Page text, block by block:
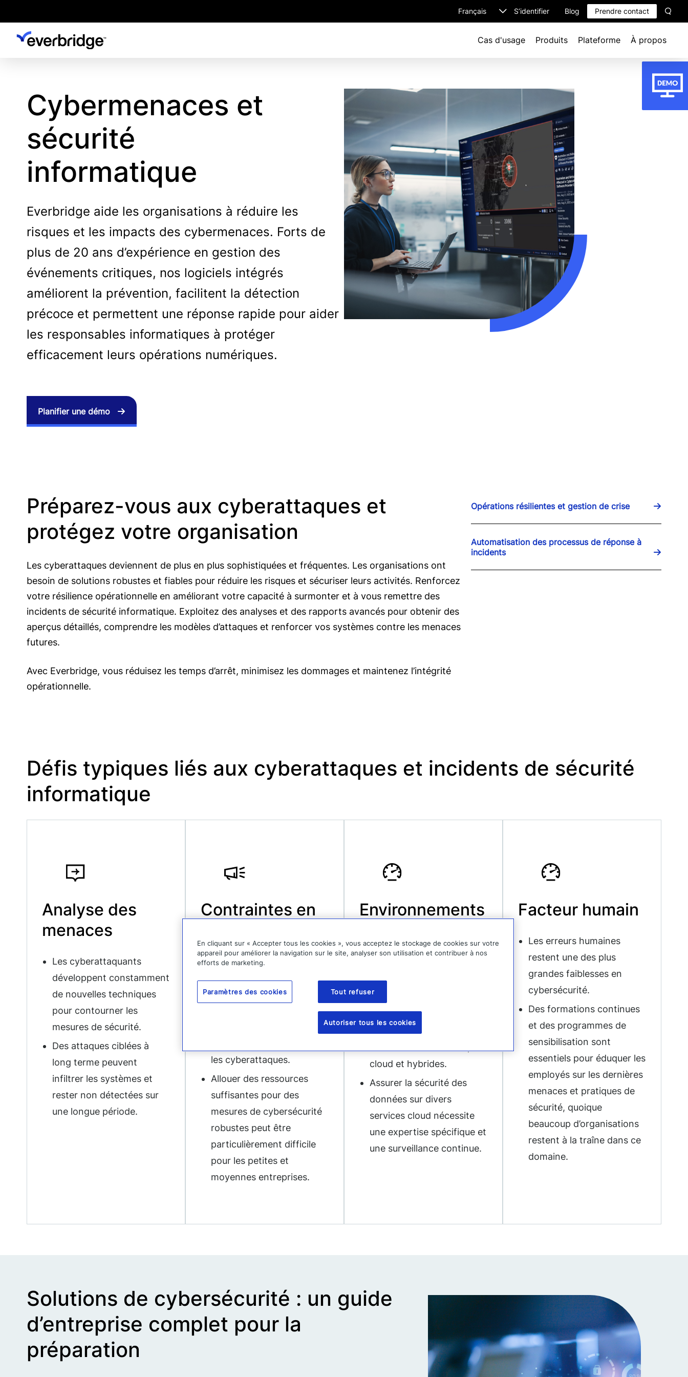
to
main
Select
S’identifier Blog Prendre contact
Cas d'usage Produits Plateforme À propos
Cybermenaces et
sécurité
informatique
Everbridge aide les organisations à réduire les
risques et les impacts des cybermenaces. Forts de
plus de 20 ans d’expérience en gestion des
événements critiques, nos logiciels intégrés
améliorent la prévention, facilitent la détection
précoce et permettent une réponse rapide pour aider
les responsables informatiques à protéger
efficacement leurs opérations numériques.
Planifier une démo
Préparez-vous aux cyberattaques et
protégez votre organisation
Les cyberattaques deviennent de plus en plus sophistiquées et fréquentes. Les organisations ont
besoin de solutions robustes et fiables pour réduire les risques et sécuriser leurs activités. Renforcez
votre résilience opérationnelle en améliorant votre capacité à surmonter et à vous remettre des
incidents de sécurité informatique. Exploitez des analyses et des rapports avancés pour obtenir des
aperçus détaillés, comprendre les modèles d’attaques et renforcer vos systèmes contre les menaces
futures.
Avec Everbridge, vous réduisez les temps d’arrêt, minimisez les dommages et maintenez l’intégrité
opérationnelle.
Opérations résilientes et gestion de crise
Automatisation des processus de réponse à
incidents
Défis typiques liés aux cyberattaques et incidents de sécurité
informatique
Analyse des
menaces
Les cyberattaquants
développent constamment
de nouvelles techniques
pour contourner les
mesures de sécurité.
Des attaques ciblées à
long terme peuvent
infiltrer les systèmes et
rester non détectées sur
une longue période.
Contraintes en
Les organisations sont
limitations budgétaires, de
les cyberattaques.
Allouer des ressources
suffisantes pour des
mesures de cybersécurité
robustes peut être
particulièrement difficile
pour les petites et
moyennes entreprises.
Environnements
complexes
Les environnements
sont de plus en plus
complexes, combinant
cloud et hybrides.
Assurer la sécurité des
données sur divers
services cloud nécessite
une expertise spécifique et
une surveillance continue.
Facteur humain
Les erreurs humaines
restent une des plus
grandes faiblesses en
cybersécurité.
Des formations continues
et des programmes de
sensibilisation sont
essentiels pour éduquer les
employés sur les dernières
menaces et pratiques de
sécurité, quoique
beaucoup d’organisations
restent à la traîne dans ce
domaine.
Solutions de cybersécurité : un guide
d’entreprise complet pour la
préparation
En cliquant sur « Accepter tous les cookies », vous acceptez le stockage de cookies sur votre
appareil pour améliorer la navigation sur le site, analyser son utilisation et contribuer à nos
efforts de marketing.
Paramètres des cookies Tout refuser
Autoriser tous les cookies